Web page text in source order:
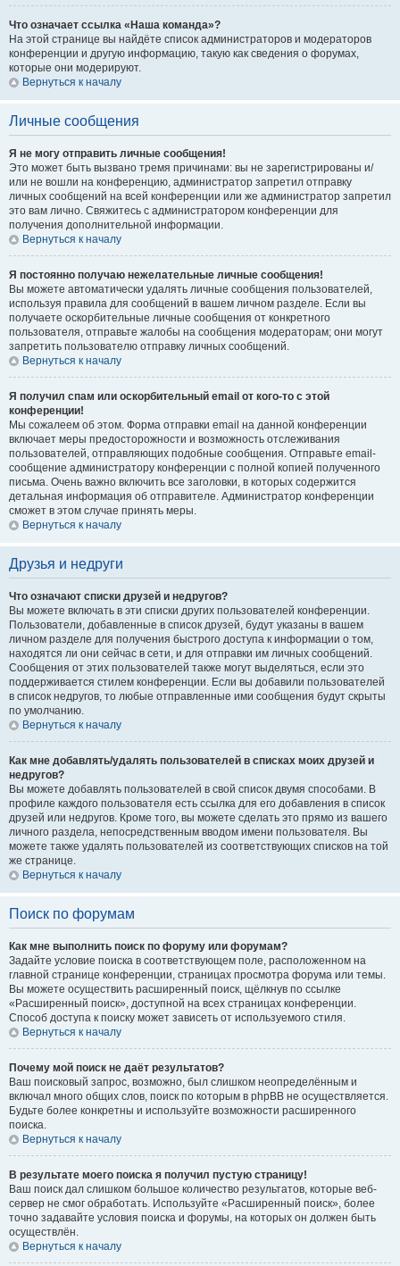
Что означает ссылка «Наша команда»?
На этой странице вы найдёте список администраторов и модераторов
конференции и другую информацию, такую как сведения о форумах,
которые они модерируют.
Вернуться к началу
Личные сообщения
Я не могу отправить личные сообщения!
Это может быть вызвано тремя причинами: вы не зарегистрированы и/
или не вошли на конференцию, администратор запретил отправку
личных сообщений на всей конференции или же администратор запретил
это вам лично. Свяжитесь с администратором конференции для
получения дополнительной информации.
Вернуться к началу
Я постоянно получаю нежелательные личные сообщения!
Вы можете автоматически удалять личные сообщения пользователей,
используя правила для сообщений в вашем личном разделе. Если вы
получаете оскорбительные личные сообщения от конкретного
пользователя, отправьте жалобы на сообщения модераторам; они могут
запретить пользователю отправку личных сообщений.
Вернуться к началу
Я получил спам или оскорбительный email от кого-то с этой
конференции!
Мы сожалеем об этом. Форма отправки email на данной конференции
включает меры предосторожности и возможность отслеживания
пользователей, отправляющих подобные сообщения. Отправьте email-
сообщение администратору конференции с полной копией полученного
письма. Очень важно включить все заголовки, в которых содержится
детальная информация об отправителе. Администратор конференции
сможет в этом случае принять меры.
Вернуться к началу
Друзья и недруги
Что означают списки друзей и недругов?
Вы можете включать в эти списки других пользователей конференции.
Пользователи, добавленные в список друзей, будут указаны в вашем
личном разделе для получения быстрого доступа к информации о том,
находятся ли они сейчас в сети, и для отправки им личных сообщений.
Сообщения от этих пользователей также могут выделяться, если это
поддерживается стилем конференции. Если вы добавили пользователей
в список недругов, то любые отправленные ими сообщения будут скрыты
по умолчанию.
Вернуться к началу
Как мне добавлять/удалять пользователей в списках моих друзей и
недругов?
Вы можете добавлять пользователей в свой список двумя способами. В
профиле каждого пользователя есть ссылка для его добавления в список
друзей или недругов. Кроме того, вы можете сделать это прямо из вашего
личного раздела, непосредственным вводом имени пользователя. Вы
можете также удалять пользователей из соответствующих списков на той
же странице.
Вернуться к началу
Поиск по форумам
Как мне выполнить поиск по форуму или форумам?
Задайте условие поиска в соответствующем поле, расположенном на
главной странице конференции, страницах просмотра форума или темы.
Вы можете осуществить расширенный поиск, щёлкнув по ссылке
«Расширенный поиск», доступной на всех страницах конференции.
Способ доступа к поиску может зависеть от используемого стиля.
Вернуться к началу
Почему мой поиск не даёт результатов?
Ваш поисковый запрос, возможно, был слишком неопределённым и
включал много общих слов, поиск по которым в phpBB не осуществляется.
Будьте более конкретны и используйте возможности расширенного
поиска.
Вернуться к началу
В результате моего поиска я получил пустую страницу!
Ваш поиск дал слишком большое количество результатов, которые веб-
сервер не смог обработать. Используйте «Расширенный поиск», более
точно задавайте условия поиска и форумы, на которых он должен быть
осуществлён.
Вернуться к началу